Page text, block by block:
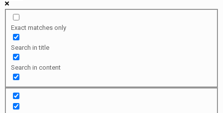
Exact matches only
Search in title
Search in content